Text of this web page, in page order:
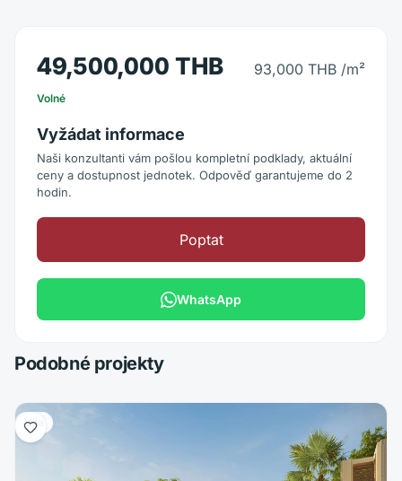
49,500,000 THB 93,000 THB /m²
Volné
Vyžádat informace
Naši konzultanti vám pošlou kompletní podklady, aktuální
ceny a dostupnost jednotek. Odpověď garantujeme do 2
hodin.
Poptat
WhatsApp
Podobné projekty
Vila